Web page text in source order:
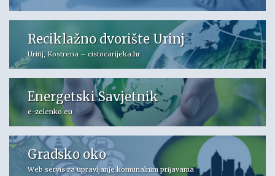
Reciklažno dvorište Urinj
Urinj, Kostrena – cistocarijeka.hr
Energetski Savjetnik
e-zelenko.eu
Gradsko oko
Web servis za upravljanje komunalnim prijavama